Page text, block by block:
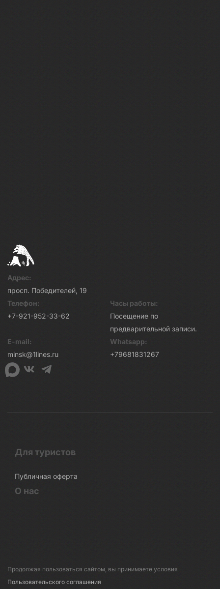
Адрес:
просп. Победителей, 19
Телефон:
+7-921-952-33-62
Часы работы:
Посещение по
предварительной записи.
E-mail:
minsk@1lines.ru
Whatsapp:
+79681831267
Для туристов
Публичная оферта
О нас
Продолжая пользоваться сайтом, вы принимаете условия
Пользовательского соглашения